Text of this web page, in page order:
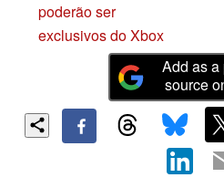
poderão ser
exclusivos do Xbox
Add as a
source